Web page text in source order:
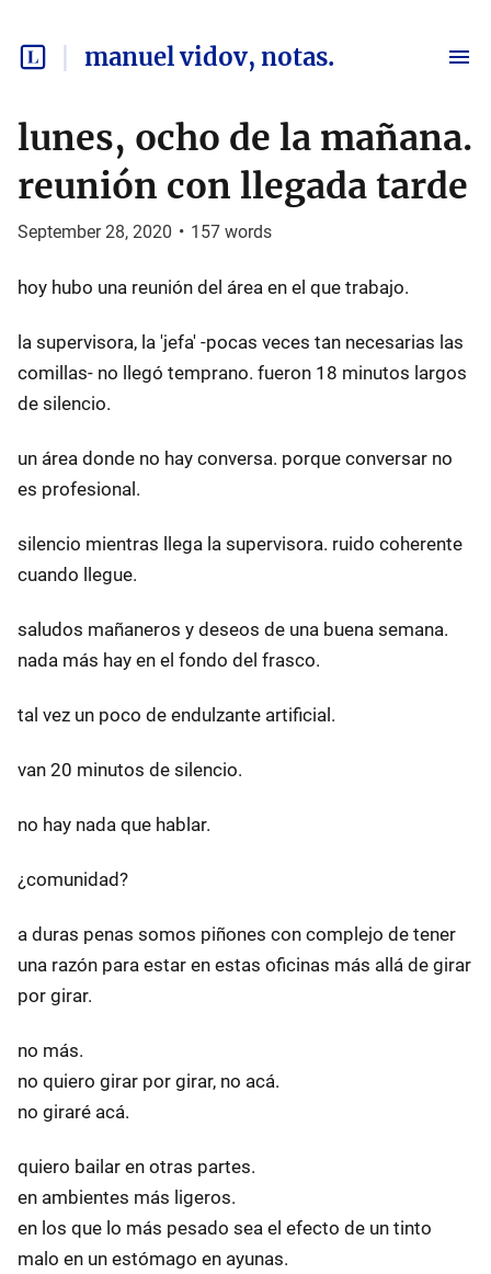
manuel vidov, notas.
lunes, ocho de la mañana.
reunión con llegada tarde
September 28, 2020 • 157 words
hoy hubo una reunión del área en el que trabajo.
la supervisora, la 'jefa' -pocas veces tan necesarias las
comillas- no llegó temprano. fueron 18 minutos largos
de silencio.
un área donde no hay conversa. porque conversar no
es profesional.
silencio mientras llega la supervisora. ruido coherente
cuando llegue.
saludos mañaneros y deseos de una buena semana.
nada más hay en el fondo del frasco.
tal vez un poco de endulzante artificial.
van 20 minutos de silencio.
no hay nada que hablar.
¿comunidad?
a duras penas somos piñones con complejo de tener
una razón para estar en estas oficinas más allá de girar
por girar.
no más.
no quiero girar por girar, no acá.
no giraré acá.
quiero bailar en otras partes.
en ambientes más ligeros.
en los que lo más pesado sea el efecto de un tinto
malo en un estómago en ayunas.